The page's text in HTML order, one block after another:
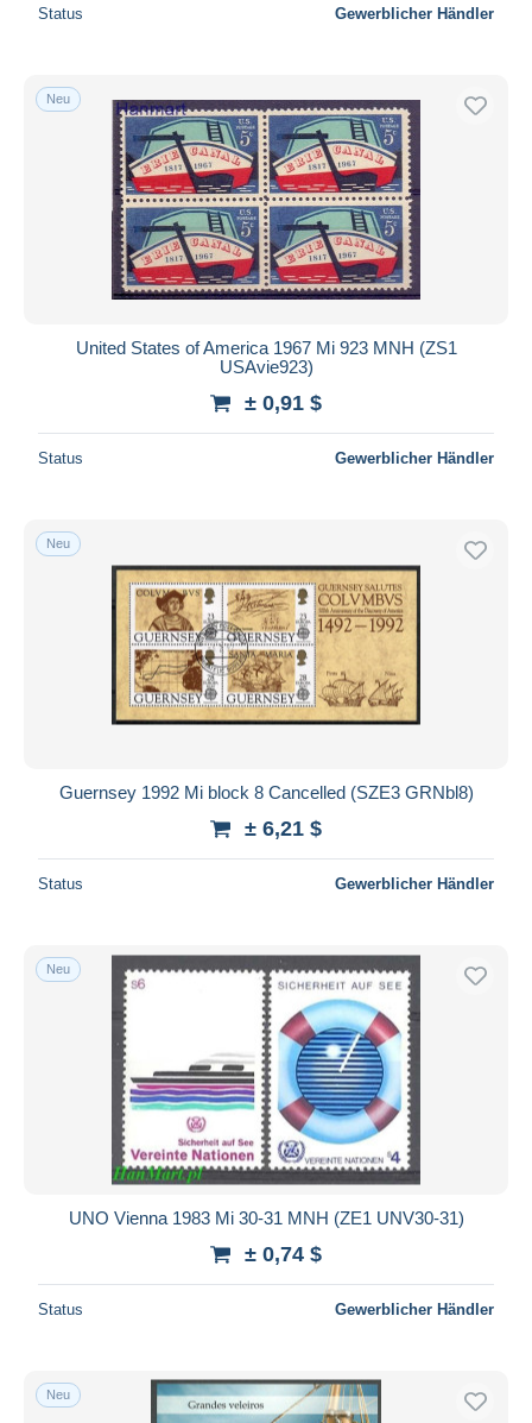
Status Gewerblicher Händler
Neu
United States of America 1967 Mi 923 MNH (ZS1
USAvie923)
± 0,91 $
Status Gewerblicher Händler
Neu
Guernsey 1992 Mi block 8 Cancelled (SZE3 GRNbl8)
± 6,21 $
Status Gewerblicher Händler
Neu
UNO Vienna 1983 Mi 30-31 MNH (ZE1 UNV30-31)
± 0,74 $
Status Gewerblicher Händler
Neu